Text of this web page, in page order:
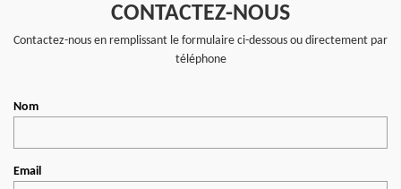
CONTACTEZ-NOUS
Contactez-nous en remplissant le formulaire ci-dessous ou directement par
téléphone
Nom
Email